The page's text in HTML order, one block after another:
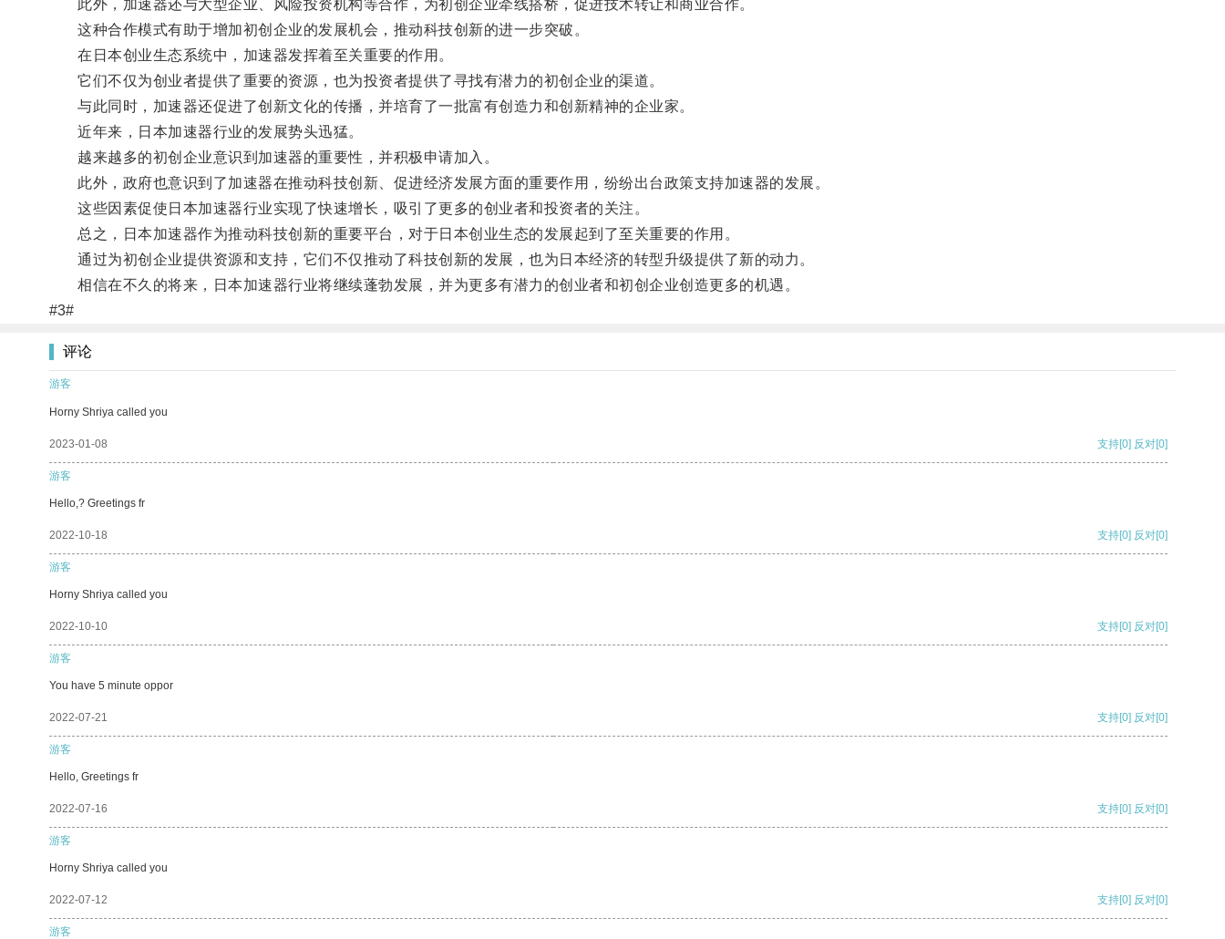
此外，加速器还与大型企业、风险投资机构等合作，为初创企业牵线搭桥，促进技术转让和商业合作。
这种合作模式有助于增加初创企业的发展机会，推动科技创新的进一步突破。
在日本创业生态系统中，加速器发挥着至关重要的作用。
它们不仅为创业者提供了重要的资源，也为投资者提供了寻找有潜力的初创企业的渠道。
与此同时，加速器还促进了创新文化的传播，并培育了一批富有创造力和创新精神的企业家。
近年来，日本加速器行业的发展势头迅猛。
越来越多的初创企业意识到加速器的重要性，并积极申请加入。
此外，政府也意识到了加速器在推动科技创新、促进经济发展方面的重要作用，纷纷出台政策支持加速器的发展。
这些因素促使日本加速器行业实现了快速增长，吸引了更多的创业者和投资者的关注。
总之，日本加速器作为推动科技创新的重要平台，对于日本创业生态的发展起到了至关重要的作用。
通过为初创企业提供资源和支持，它们不仅推动了科技创新的发展，也为日本经济的转型升级提供了新的动力。
相信在不久的将来，日本加速器行业将继续蓬勃发展，并为更多有潜力的创业者和初创企业创造更多的机遇。
#3#
评论
游客
Horny Shriya called you
2023-01-08 支持[0] 反对[0]
游客
Hello,? Greetings fr
2022-10-18 支持[0] 反对[0]
游客
Horny Shriya called you
2022-10-10 支持[0] 反对[0]
游客
You have 5 minute oppor
2022-07-21 支持[0] 反对[0]
游客
Hello, Greetings fr
2022-07-16 支持[0] 反对[0]
游客
Horny Shriya called you
2022-07-12 支持[0] 反对[0]
游客